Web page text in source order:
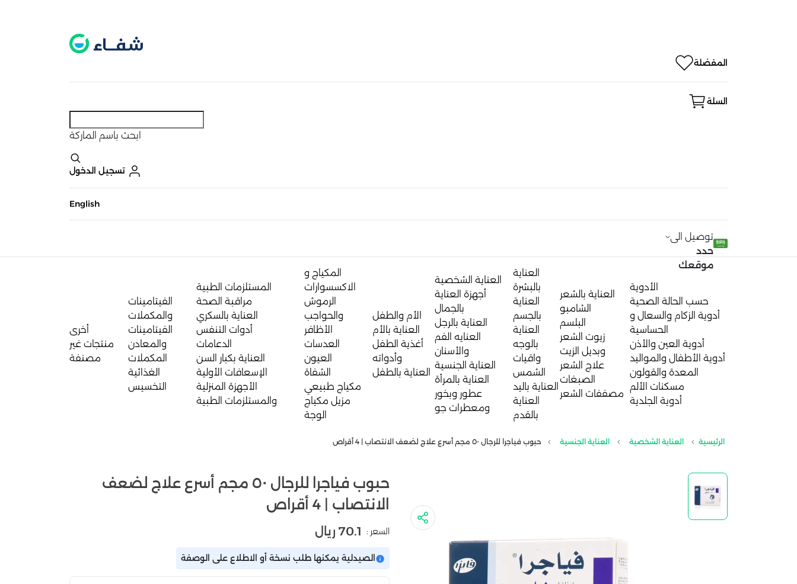
المفضلة
السلة
ابحث باسم الماركة
تسجيل الدخول
English
توصيل الى
حدد
موقعك
الأدوية
حسب الحالة الصحية
أدوية الزكام والسعال و
الحساسية
أدوية العين والأذن
أدوية الأطفال والمواليد
المعدة والقولون
مسكنات الألم
أدوية الجلدية
العناية بالشعر
الشامبو
البلسم
زيوت الشعر
وبديل الزيت
علاج الشعر
الصبغات
مصففات الشعر
العناية
بالبشرة
العناية
بالجسم
العناية
بالوجه
واقيات
الشمس
العناية باليد
العناية
بالقدم
العناية الشخصية
أجهزة العناية
بالجمال
العناية بالرجل
العنايه الفم
والأسنان
العناية الجنسية
العناية بالمرأة
عطور وبخور
ومعطرات جو
الأم والطفل
العناية بالأم
أغذية الطفل
وأدواته
العناية بالطفل
المكياج و
الاكسسوارات
الرموش
والحواجب
الأظافر
العدسات
العيون
الشفاة
مكياج طبيعي
مزيل مكياج
الوجة
المستلزمات الطبية
مراقبة الصحة
العناية بالسكري
أدوات التنفس
الدعامات
العناية بكبار السن
الإسعافات الأولية
الأجهزة المنزلية
والمستلزمات الطبية
الفيتامينات
والمكملات
الفيتامينات
والمعادن
المكملات
الغذائية
التخسيس
أخرى
منتجات غير
مصنفة
الرئيسية العناية الشخصية العناية الجنسية حبوب فياجرا للرجال ٥٠ مجم أسرع علاج لضعف الانتصاب | 4 أقراص
حبوب فياجرا للرجال ٥٠ مجم أسرع علاج لضعف
الانتصاب | 4 أقراص
السعر : 70.1 ريال
الصيدلية يمكنها طلب نسخة أو الاطلاع على الوصفة